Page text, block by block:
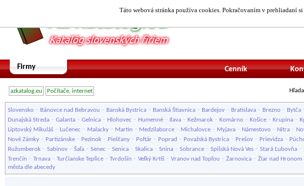
Táto webová stránka používa cookies. Pokračovaním v prehliadaní
Firmy Cenník
azkatalog.eu Počítače, internet
Slovensko - Bánovce nad Bebravou - Banská Bystrica - Banská Štiavnica - Bardejov - Bratislava - Brezno - Bytča
Dunajská Streda - Galanta - Gelnica - Hlohovec - Humenné - Ilava - Kežmarok - Komárno - Košice - Krupina -
Liptovský Mikuláš - Lučenec - Malacky - Martin - Medzilaborce - Michalovce - Myjava - Námestovo - Nitra -
Nové Zámky - Partizánske - Pezinok - Piešťany - Poltár - Poprad - Považská Bystrica - Prešov - Prievidza -
Ružomberok - Sabinov - Šaľa - Senec - Senica - Skalica - Snina - Sobrance - Spišská Nová Ves - Stará Ľubovňa -
Trenčín - Trnava - Turčianske Teplice - Tvrdošín - Veľký Krtíš - Vranov nad Topľou - Žarnovica - Žiar nad Hronom
města dle abecedy